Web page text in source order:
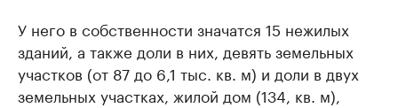
У него в собственности значатся 15 нежилых
зданий, а также доли в них, девять земельных
участков (от 87 до 6,1 тыс. кв. м) и доли в двух
земельных участках, жилой дом (134, кв. м),